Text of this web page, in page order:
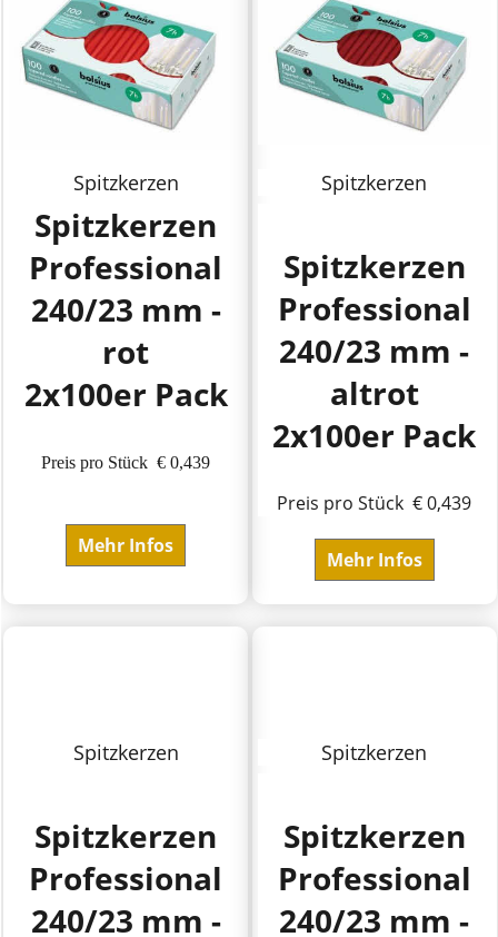
Spitzkerzen
Spitzkerzen
Professional
240/23 mm -
rot
2x100er Pack
Preis pro Stück € 0,439
Mehr Infos
Spitzkerzen
Spitzkerzen
Professional
240/23 mm -
altrot
2x100er Pack
Preis pro Stück € 0,439
Mehr Infos
Spitzkerzen
Spitzkerzen
Professional
240/23 mm -
Spitzkerzen
Spitzkerzen
Professional
240/23 mm -